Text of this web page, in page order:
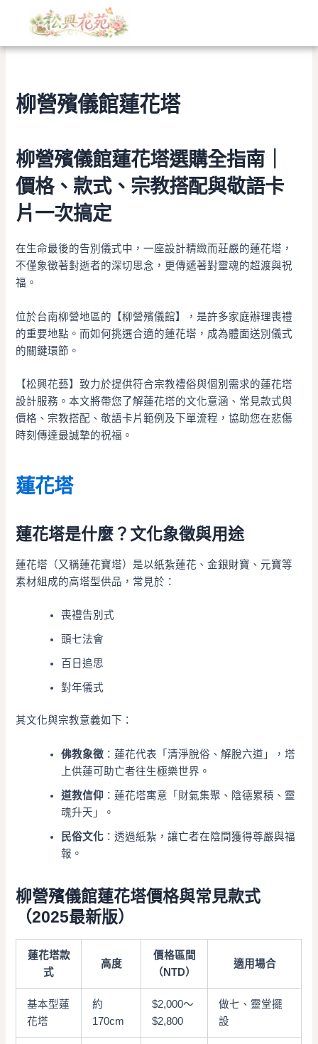
類
柳營殯儀館蓮花塔
柳營殯儀館蓮花塔選購全指南｜
價格、款式、宗教搭配與敬語卡
片一次搞定
在生命最後的告別儀式中，一座設計精緻而莊嚴的蓮花塔，
不僅象徵著對逝者的深切思念，更傳遞著對靈魂的超渡與祝
福。
位於台南柳營地區的【柳營殯儀館】，是許多家庭辦理喪禮
的重要地點。而如何挑選合適的蓮花塔，成為體面送別儀式
的關鍵環節。
【松興花藝】致力於提供符合宗教禮俗與個別需求的蓮花塔
設計服務。本文將帶您了解蓮花塔的文化意涵、常見款式與
價格、宗教搭配、敬語卡片範例及下單流程，協助您在悲傷
時刻傳達最誠摯的祝福。
蓮花塔
蓮花塔是什麼？文化象徵與用途
蓮花塔（又稱蓮花寶塔）是以紙紮蓮花、金銀財寶、元寶等
素材組成的高塔型供品，常見於：
喪禮告別式
頭七法會
百日追思
對年儀式
其文化與宗教意義如下：
佛教象徵 ：蓮花代表「清淨脫俗、解脫六道」，塔
上供蓮可助亡者往生極樂世界。
道教信仰 ：蓮花塔寓意「財氣集聚、陰德累積、靈
魂升天」。
民俗文化 ：透過紙紮，讓亡者在陰間獲得尊嚴與福
報。
柳營殯儀館蓮花塔價格與常見款式
（2025最新版）
蓮花塔款
式
高度
價格區間
（NTD）
適用場合
基本型蓮
花塔
約
170cm
$2,000～
$2,800
做七、靈堂擺
設